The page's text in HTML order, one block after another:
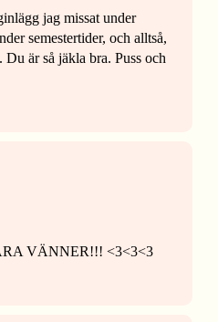
jag missat under
semestertider, och alltså,
är så jäkla bra. Puss och
VÄNNER!!! <3<3<3